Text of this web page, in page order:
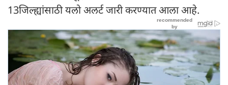
13जिल्ह्यांसाठी यलो अलर्ट जारी करण्यात आला आहे.